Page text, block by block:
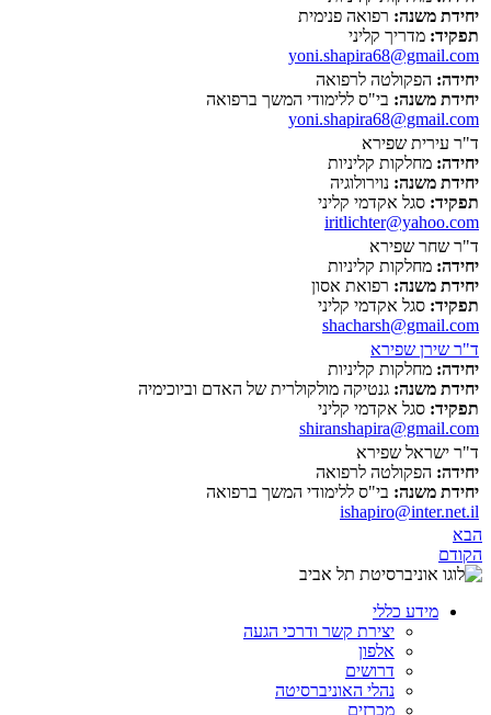
יחידת משנה: רפואה פנימית
תפקיד: מדריך קליני
yoni.shapira68@gmail.com
יחידה: הפקולטה לרפואה
יחידת משנה: בי"ס ללימודי המשך ברפואה
yoni.shapira68@gmail.com
ד"ר עירית שפירא
יחידה: מחלקות קליניות
יחידת משנה: נוירולוגיה
תפקיד: סגל אקדמי קליני
iritlichter@yahoo.com
ד"ר שחר שפירא
יחידה: מחלקות קליניות
יחידת משנה: רפואת אסון
תפקיד: סגל אקדמי קליני
shacharsh@gmail.com
ד"ר שירן שפירא
יחידה: מחלקות קליניות
יחידת משנה: גנטיקה מולקולרית של האדם וביוכימיה
תפקיד: סגל אקדמי קליני
shiranshapira@gmail.com
ד"ר ישראל שפירא
יחידה: הפקולטה לרפואה
יחידת משנה: בי"ס ללימודי המשך ברפואה
ishapiro@inter.net.il
הבא
הקודם
מידע כללי
יצירת קשר ודרכי הגעה
אלפון
דרושים
נהלי האוניברסיטה
מכרזים